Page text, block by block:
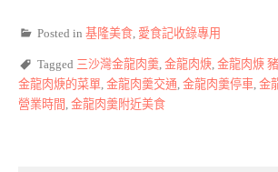
Posted in 基隆美食, 愛食記收錄專用
Tagged 三沙灣金龍肉羹, 金龍肉焿, 金龍肉焿
金龍肉焿的菜單, 金龍肉羹交通, 金龍肉羹停車, 金
營業時間 , 金龍肉羹附近美食